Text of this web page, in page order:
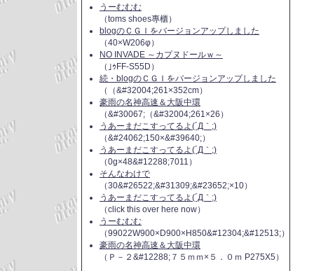
うーむむむ
（toms shoes專櫃）
blogのＣＧＩをバージョンアップしました
（40×W206φ）
NO INVADE ～カプヌドールｗ～
（｣ｩFF-S55D）
続・blogのＣＧＩをバージョンアップしました
（（&#32004;261×352cm）
豪雨の名神高速＆大阪中環
（&#30067;（&#32004;261×26）
うあーまだこすってるよ(´Д｀;)
（&#24062;150×&#39640;）
うあーまだこすってるよ(´Д｀;)
（0g×48&#12288;7011）
そんなわけで
（30&#26522;&#31309;&#23652;×10）
うあーまだこすってるよ(´Д｀;)
（click this over here now）
うーむむむ
（99022W900×D900×H850&#12304;&#12513;）
豪雨の名神高速＆大阪中環
（Ｐ－２&#12288;７５ｍｍ×５．０ｍ P275X5）